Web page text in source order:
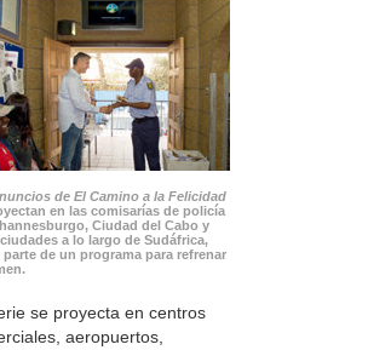
de El Camino a la Felicidad
en las comisarías de policía
Ciudad del Cabo y
a lo largo de Sudáfrica,
de un programa para refrenar
se proyecta en centros
aeropuertos,